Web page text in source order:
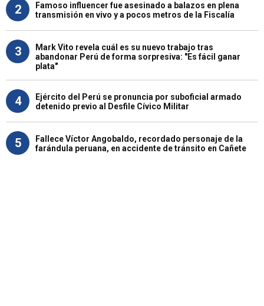
2
Famoso influencer fue asesinado a balazos en plena
transmisión en vivo y a pocos metros de la Fiscalía
3
Mark Vito revela cuál es su nuevo trabajo tras
abandonar Perú de forma sorpresiva: "Es fácil ganar
plata"
4
Ejército del Perú se pronuncia por suboficial armado
detenido previo al Desfile Cívico Militar
5
Fallece Víctor Angobaldo, recordado personaje de la
farándula peruana, en accidente de tránsito en Cañete